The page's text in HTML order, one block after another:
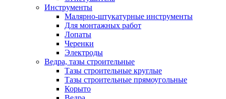
Инструменты
Малярно-штукатурные инструменты
Для монтажных работ
Лопаты
Черенки
Электроды
Ведра, тазы строительные
Тазы строительные круглые
Тазы строительные прямоугольные
Корыто